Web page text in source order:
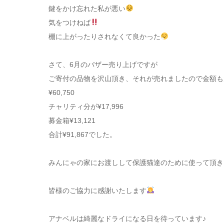
鍵をかけ忘れた私が悪い
気をつけねば
棚に上がったりされなくて良かった
さて、6月のバザー売り上げですが
ご寄付の品物を沢山頂き、それが売れましたので金額も
¥60,750
チャリティ分が¥17,996
募金箱¥13,121
合計¥91,867でした。
みんにゃの家にお渡しして保護猫達のために使って頂き
皆様のご協力に感謝いたします
アナベルは綺麗なドライになる日を待っています♪